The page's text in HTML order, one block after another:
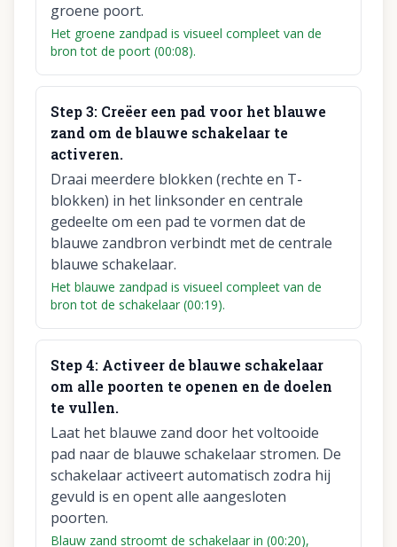
groene poort.
Het groene zandpad is visueel compleet van de
bron tot de poort (00:08).
Step3: Creëer een pad voor het blauwe
zand om de blauwe schakelaar te
activeren.
Draai meerdere blokken (rechte en T-
blokken) in het linksonder en centrale
gedeelte om een pad te vormen dat de
blauwe zandbron verbindt met de centrale
blauwe schakelaar.
Het blauwe zandpad is visueel compleet van de
bron tot de schakelaar (00:19).
Step4: Activeer de blauwe schakelaar
om alle poorten te openen en de doelen
te vullen.
Laat het blauwe zand door het voltooide
pad naar de blauwe schakelaar stromen. De
schakelaar activeert automatisch zodra hij
gevuld is en opent alle aangesloten
poorten.
Blauw zand stroomt de schakelaar in (00:20),